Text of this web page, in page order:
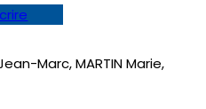
Marc, MARTIN Marie,